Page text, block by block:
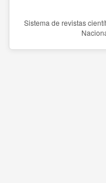
Sistema de revistas